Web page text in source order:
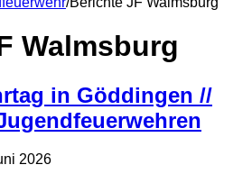
Walmsburg
in Göddingen //
2026